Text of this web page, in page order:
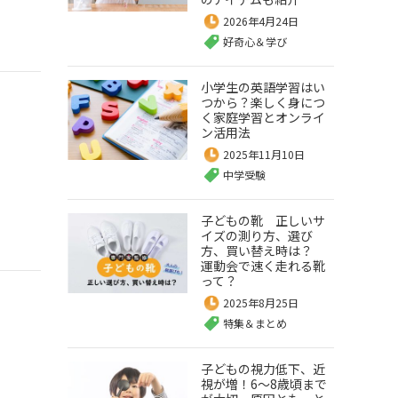
2026年4月24日
好奇心＆学び
小学生の英語学習はい
つから？楽しく身につ
く家庭学習とオンライ
ン活用法
2025年11月10日
中学受験
子どもの靴 正しいサ
イズの測り方、選び
方、買い替え時は？
運動会で速く走れる靴
って？
2025年8月25日
特集＆まとめ
子どもの視力低下、近
視が増！6～8歳頃まで